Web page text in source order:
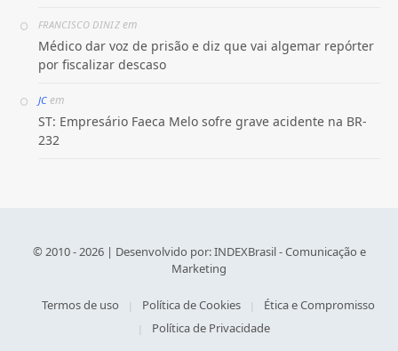
FRANCISCO DINIZem
Médico dar voz de prisão e diz que vai algemar repórter
por fiscalizar descaso
JCem
ST: Empresário Faeca Melo sofre grave acidente na BR-
232
© 2010 - 2026 | Desenvolvido por:INDEXBrasil - Comunicação e
Marketing
Termos de uso Política de Cookies
Ética e Compromisso
Política de Privacidade